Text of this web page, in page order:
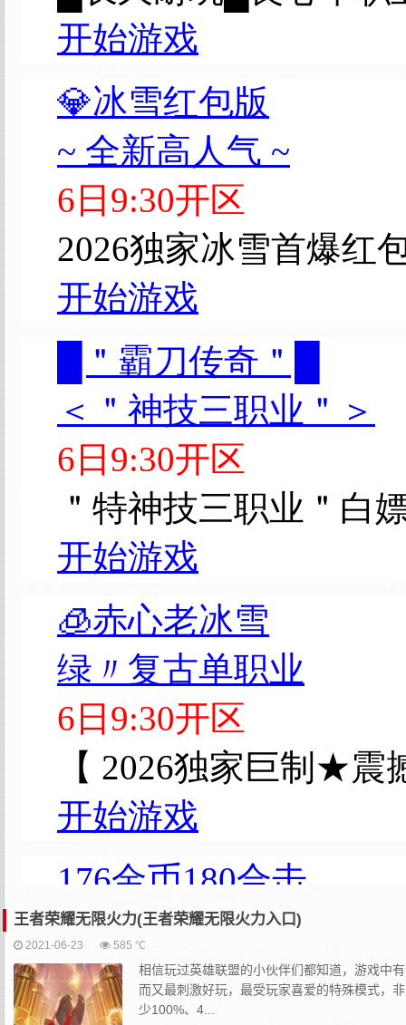
王者荣耀无限火力(王者荣耀无限火力入口)
2021-06-23 585 ℃
相信玩过英雄联盟的小伙伴们都知道，游戏中
而又最刺激好玩，最受玩家喜爱的特殊模式，
少100%、4...